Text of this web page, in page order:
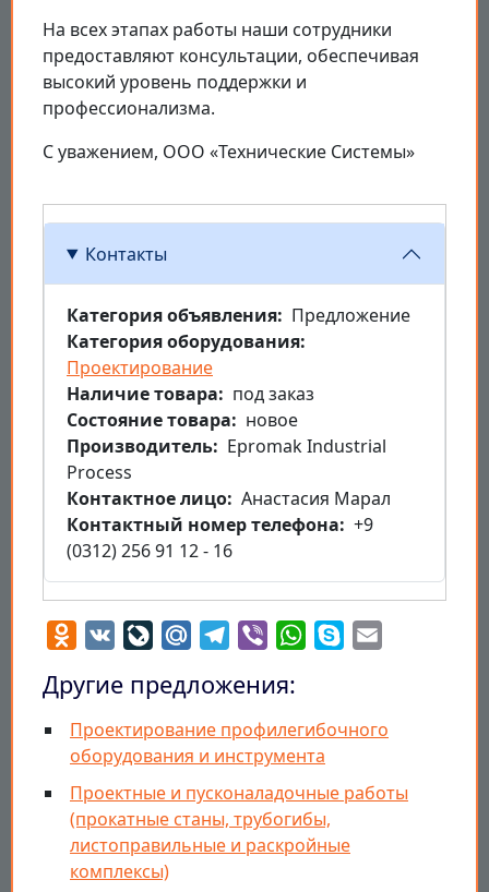
На всех этапах работы наши сотрудники
предоставляют консультации, обеспечивая
высокий уровень поддержки и
профессионализма.
С уважением, ООО «Технические Системы»
Контакты
Категория объявления
Предложение
Категория оборудования
Проектирование
Наличие товара
под заказ
Состояние товара
новое
Производитель
Epromak Industrial
Process
Контактное лицо Анастасия Марал
Контактный номер телефона
+9
(0312) 256 91 12 - 16
Odnoklassniki
VK LiveJournal
Mail.RuTelegram
Viber WhatsApp
Skype
Другие предложения:
Проектирование профилегибочного
оборудования и инструмента
Проектные и пусконаладочные работы
(прокатные станы, трубогибы,
листоправильные и раскройные
комплексы)